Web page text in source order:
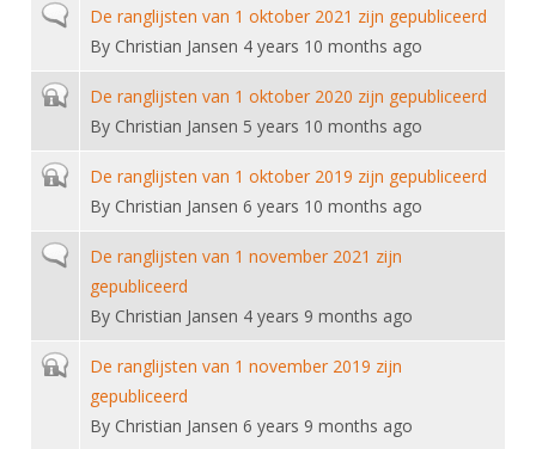
Bondsbureau
Contact
Medewerkers
Samenwerking
Formulieren
Alle Verenigingen
Nieuws
Verenigingsondersteuning
Witte Vlekkenplan
Oprichting Vereniging
Wedstrijdkalender
KNAS Keurmerk
NK's
JPT
Veteranenwedstrijden
Wedstrijdorganisatie
Nieuws
Aanvragen van scheidsrechters
Scheidsrechterslijst
Internationale aanmeldingen
Leraar
Voor scheidsrechters
Nieuws
Scheidsrechterslijst
Scheidsrechter Documentatie
Opleidingen
Tuchtzaken
Archief
Infotheek
Normal topicDe ranglijsten van 1 oktober 2021 zijn gepubliceerd
By Christian Jansen 4 years 10 months ago
Closed topicDe ranglijsten van 1 oktober 2020 zijn gepubliceerd
By Christian Jansen 5 years 10 months ago
Closed topicDe ranglijsten van 1 oktober 2019 zijn gepubliceerd
By Christian Jansen 6 years 10 months ago
Normal topicDe ranglijsten van 1 november 2021 zijn
gepubliceerd
By Christian Jansen 4 years 9 months ago
Closed topicDe ranglijsten van 1 november 2019 zijn
gepubliceerd
By Christian Jansen 6 years 9 months ago